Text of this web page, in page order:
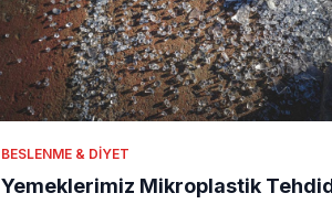
BESLENME & DIYET
Yemeklerimiz Mikroplastik